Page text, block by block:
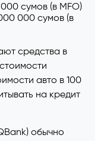
сумов (в MFO)
000 сумов (в
средства в
авто в 100
на кредит
обычно